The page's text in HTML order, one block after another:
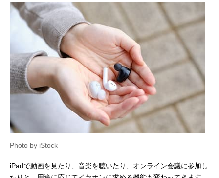
Photo by iStock
iPadで動画を見たり、音楽を聴いたり、オンライン会議に参加し